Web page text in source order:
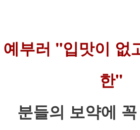
예부러 "입맛이 없
한"
분들의 보약에